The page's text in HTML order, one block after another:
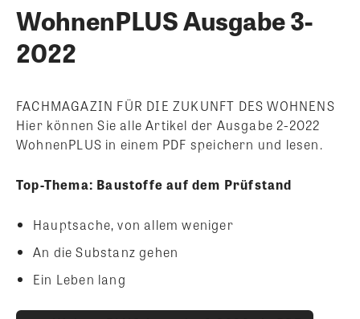
WohnenPLUS Ausgabe 3-
2022
FACHMAGAZIN FÜR DIE ZUKUNFT DES WOHNENS
Hier können Sie alle Artikel der Ausgabe 2-2022
WohnenPLUS in einem PDF speichern und lesen.
Top-Thema: Baustoffe auf dem Prüfstand
Hauptsache, von allem weniger
An die Substanz gehen
Ein Leben lang